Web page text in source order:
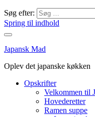
Søg efter:
Spring til indhold
Japansk Mad
Oplev det japanske køkken
Opskrifter
Velkommen til
Hovederetter
Ramen suppe